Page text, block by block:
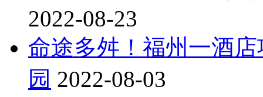
2022-08-23
命途多舛！福州一酒
园 2022-08-03